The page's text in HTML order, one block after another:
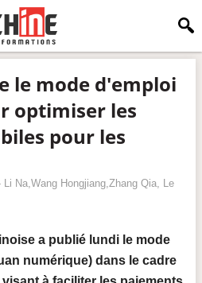
le mode d'emploi
optimiser les
pour les
Li Na,Wang Hongjiang,Zhang Qia, Le
a publié lundi le mode
numérique) dans le cadre